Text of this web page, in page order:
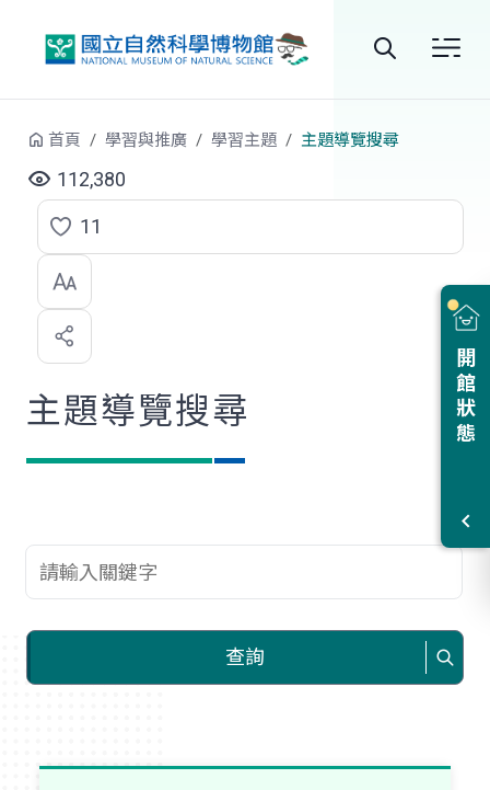
站
尋
開館狀態
首頁 學習與推廣 學習主題 主題導覽搜尋
112,380
點
選
喜
歡
11
主題導覽搜尋
查詢關鍵字
查詢